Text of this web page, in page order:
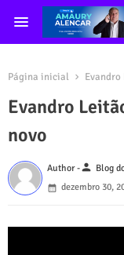
Página inicial
Evandro
novo
Author -person Blog
dezembro 30,